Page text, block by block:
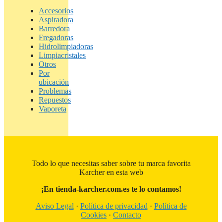
Accesorios
Aspiradora
Barredora
Fregadoras
Hidrolimpiadoras
Limpiacristales
Otros
Por
ubicación
Problemas
Repuestos
Vaporeta
Todo lo que necesitas saber sobre tu marca favorita
Karcher en esta web
¡En tienda-karcher.com.es te lo contamos!
Aviso Legal · Política de privacidad · Política de
Cookies · Contacto